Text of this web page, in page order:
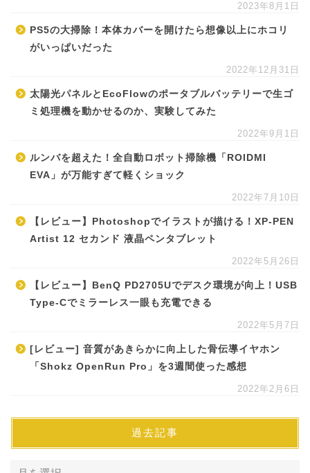
2023年8月1日
PS5の大掃除！本体カバーを開けたら想像以上にホコリ
がいっぱいだった
2022年12月31日
太陽光パネルとEcoFlowのポータブルバッテリーで生ゴ
ミ処理機を動かせるのか、実験してみた
2022年9月1日
ルンバを超えた！全自動ロボット掃除機「ROIDMI
EVA」が万能すぎて軽くショック
2022年7月10日
【レビュー】Photoshopでイラストが描ける！XP-PEN
Artist 12 セカンド 液晶ペンタブレット
2022年5月26日
【レビュー】BenQ PD2705Uでデスク環境が向上！USB
Type-Cでミラーレス一眼も充電できる
2022年5月7日
[レビュー] 音質があきらかに向上した骨伝導イヤホン
「Shokz OpenRun Pro」を3週間使った感想
2022年2月6日
過去記事